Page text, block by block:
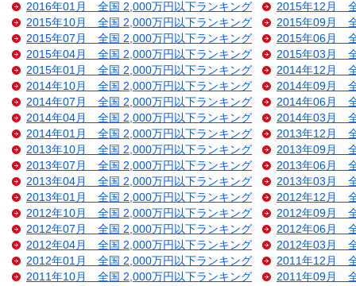
2016年01月 全国 2,000万円以下ランキング
2015年12月
2015年10月 全国 2,000万円以下ランキング
2015年09月
2015年07月 全国 2,000万円以下ランキング
2015年06月
2015年04月 全国 2,000万円以下ランキング
2015年03月
2015年01月 全国 2,000万円以下ランキング
2014年12月
2014年10月 全国 2,000万円以下ランキング
2014年09月
2014年07月 全国 2,000万円以下ランキング
2014年06月
2014年04月 全国 2,000万円以下ランキング
2014年03月
2014年01月 全国 2,000万円以下ランキング
2013年12月
2013年10月 全国 2,000万円以下ランキング
2013年09月
2013年07月 全国 2,000万円以下ランキング
2013年06月
2013年04月 全国 2,000万円以下ランキング
2013年03月
2013年01月 全国 2,000万円以下ランキング
2012年12月
2012年10月 全国 2,000万円以下ランキング
2012年09月
2012年07月 全国 2,000万円以下ランキング
2012年06月
2012年04月 全国 2,000万円以下ランキング
2012年03月
2012年01月 全国 2,000万円以下ランキング
2011年12月
2011年10月 全国 2,000万円以下ランキング
2011年09月